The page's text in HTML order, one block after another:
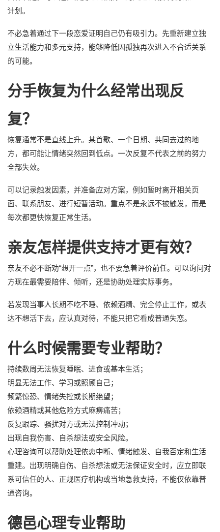
计划。
不必急着通过下一段恋爱证明自己仍有吸引力。先重新建立独
立生活能力和多元支持，能够降低因孤独再次进入不合适关系
的可能。
分手恢复为什么经常出现反
复？
恢复通常不是直线上升。某首歌、一个日期、共同去过的地
方，都可能让情绪突然回到低点。一次反复不代表之前的努力
全部失效。
可以记录触发因素，并准备应对方案，例如暂时离开相关页
面、联系朋友、进行短暂活动。重点不是永远不被触发，而是
每次都更快恢复正常生活。
亲友怎样提供支持才更有效？
亲友不必不断劝“想开一点”，也不要急着评价前任。可以询问对
方现在最需要陪伴、倾听，还是协助处理实际事务。
若发现当事人长期不吃不睡、依赖酒精、完全停止工作，或表
达不想活下去，应认真对待，不能只把它看成普通失恋。
什么时候需要专业帮助？
持续数周无法恢复睡眠、进食或基本生活；
明显无法工作、学习或照顾自己；
频繁惊恐、情绪失控或长期绝望；
依赖酒精或其他危险方式麻痹痛苦；
反复跟踪、骚扰对方或无法控制冲动；
出现自我伤害、自杀想法或安全风险。
心理咨询可以帮助处理依恋中断、情绪触发、自我否定和生活
重建。出现明确自伤、自杀想法或无法保证安全时，应立即联
系可信任的人、正规医疗机构或当地急救支持，不能仅依靠普
通咨询。
德邑心理专业帮助